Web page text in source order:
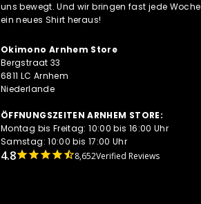
uns bewegt. Und wir bringen fast jede Woche
ein neues Shirt heraus!
Okimono Arnhem Store
Bergstraat 33
6811 LC Arnhem
Niederlande
ÖFFNUNGSZEITEN ARNHEM STORE:
Montag bis Freitag: 10:00 bis 16:00 Uhr
Samstag: 10:00 bis 17:00 Uhr
8,652Verified Reviews